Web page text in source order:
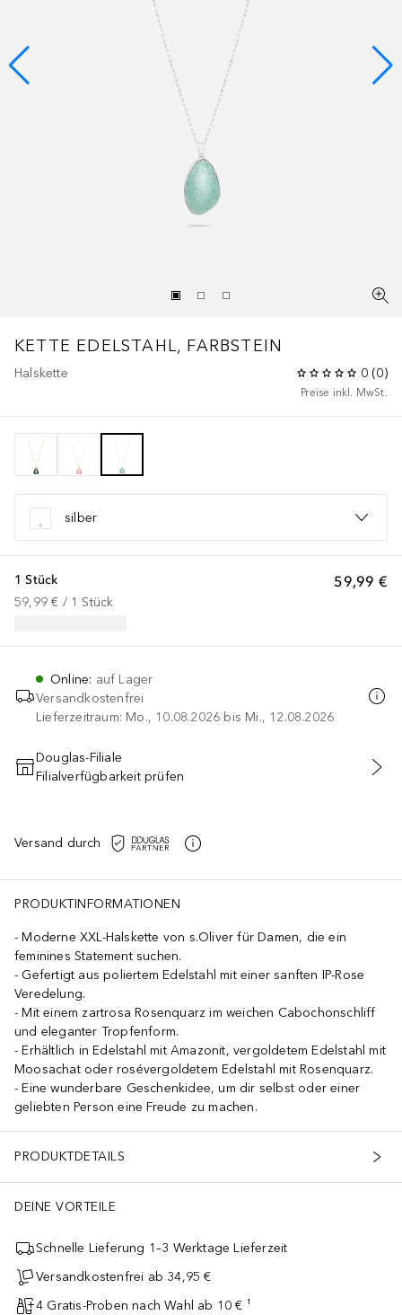
KETTE EDELSTAHL, FARBSTEIN
Halskette 0 (0)
Preise inkl. MwSt.
silber
59,99 €
1 Stück
59,99 € / 1 Stück
Online: auf Lager
Versandkostenfrei
Lieferzeitraum: Mo., 10.08.2026 bis Mi., 12.08.2026
IN DEN WARENKORB
Douglas-Filiale
Filialverfügbarkeit prüfen
Versand durch
PRODUKTINFORMATIONEN
Moderne XXL-Halskette von s.Oliver für Damen, die ein
feminines Statement suchen.
Gefertigt aus poliertem Edelstahl mit einer sanften IP-Rose
Veredelung.
Mit einem zartrosa Rosenquarz im weichen Cabochonschliff
und eleganter Tropfenform.
Erhältlich in Edelstahl mit Amazonit, vergoldetem Edelstahl mit
Moosachat oder rosévergoldetem Edelstahl mit Rosenquarz.
Eine wunderbare Geschenkidee, um dir selbst oder einer
geliebten Person eine Freude zu machen.
PRODUKTDETAILS
DEINE VORTEILE
Schnelle Lieferung 1–3 Werktage Lieferzeit
Versandkostenfrei ab 34,95 €
4 Gratis-Proben nach Wahl ab 10 € ¹